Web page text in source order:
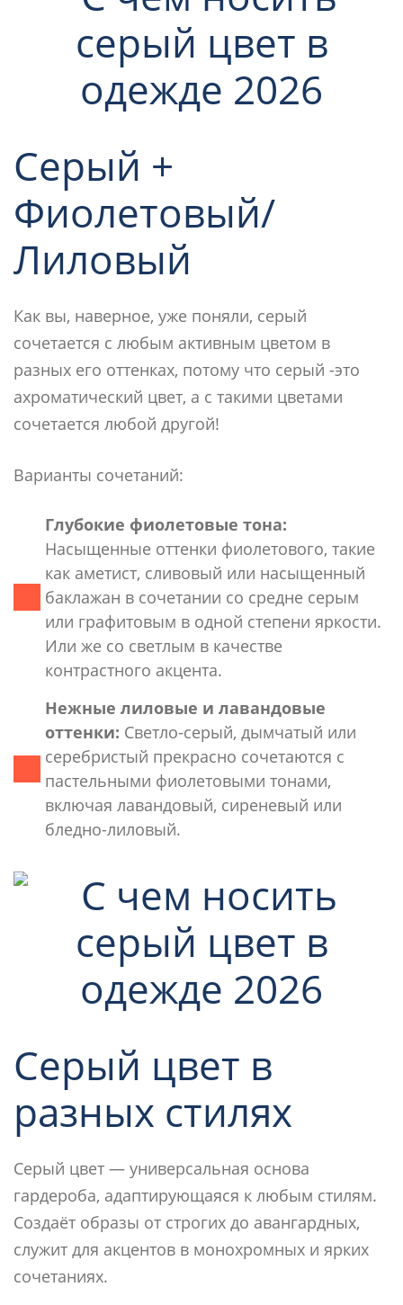
Серый +
Фиолетовый/
Лиловый
Как вы, наверное, уже поняли, серый
сочетается с любым активным цветом в
разных его оттенках, потому что серый -это
ахроматический цвет, а с такими цветами
сочетается любой другой!
Варианты сочетаний:
Глубокие фиолетовые тона:
Насыщенные оттенки фиолетового, такие
как аметист, сливовый или насыщенный
баклажан в сочетании со средне серым
или графитовым в одной степени яркости.
Или же со светлым в качестве
контрастного акцента.
Нежные лиловые и лавандовые
оттенки: Светло-серый, дымчатый или
серебристый прекрасно сочетаются с
пастельными фиолетовыми тонами,
включая лавандовый, сиреневый или
бледно-лиловый.
Серый цвет в
разных стилях
Серый цвет — универсальная основа
гардероба, адаптирующаяся к любым стилям.
Создаёт образы от строгих до авангардных,
служит для акцентов в монохромных и ярких
сочетаниях.